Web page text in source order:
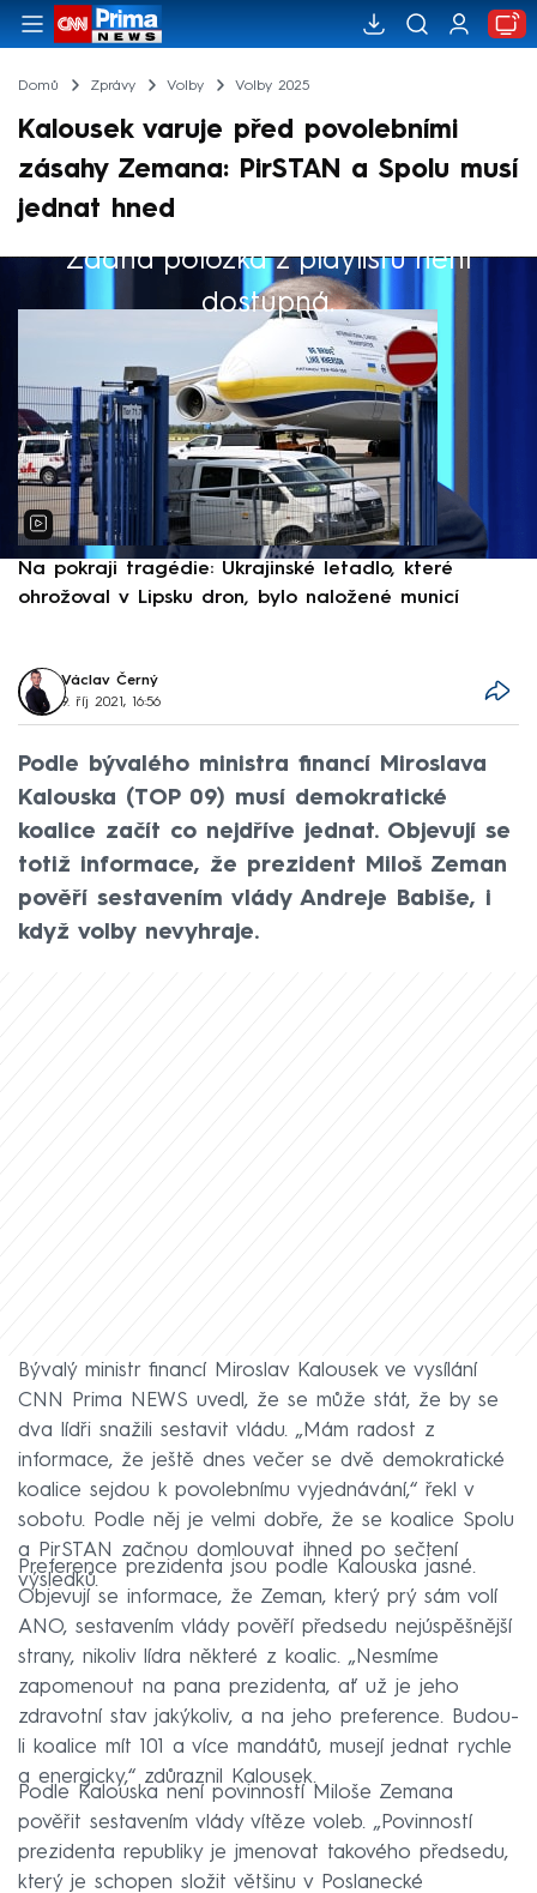
Domů Zprávy Volby Volby 2025
Kalousek varuje před povolebními
zásahy Zemana: PirSTAN a Spolu musí
jednat hned
Žádná položka z playlistu není
dostupná.
Výběr redakce
Na pokraji tragédie: Ukrajinské letadlo, které
ohrožoval v Lipsku dron, bylo naložené municí
Václav Černý
9. říj 2021, 16:56
Podle bývalého ministra financí Miroslava
Kalouska (TOP 09) musí demokratické
koalice začít co nejdříve jednat. Objevují se
totiž informace, že prezident Miloš Zeman
pověří sestavením vlády Andreje Babiše, i
když volby nevyhraje.
Bývalý ministr financí Miroslav Kalousek ve vysílání
CNN Prima NEWS uvedl, že se může stát, že by se
dva lídři snažili sestavit vládu. „Mám radost z
informace, že ještě dnes večer se dvě demokratické
koalice sejdou k povolebnímu vyjednávání,“ řekl v
sobotu. Podle něj je velmi dobře, že se koalice Spolu
a PirSTAN začnou domlouvat ihned po sečtení
výsledků.
Preference prezidenta jsou podle Kalouska jasné.
Objevují se informace, že Zeman, který prý sám volí
ANO, sestavením vlády pověří předsedu nejúspěšnější
strany, nikoliv lídra některé z koalic. „Nesmíme
zapomenout na pana prezidenta, ať už je jeho
zdravotní stav jakýkoliv, a na jeho preference. Budou-
li koalice mít 101 a více mandátů, musejí jednat rychle
a energicky,“ zdůraznil Kalousek.
Podle Kalouska není povinností Miloše Zemana
pověřit sestavením vlády vítěze voleb. „Povinností
prezidenta republiky je jmenovat takového předsedu,
který je schopen složit většinu v Poslanecké